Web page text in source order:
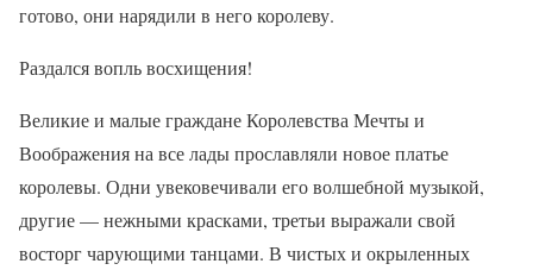
готово, они нарядили в него королеву.
Раздался вопль восхищения!
Великие и малые граждане Королевства Мечты и
Воображения на все лады прославляли новое платье
королевы. Одни увековечивали его волшебной музыкой,
другие — нежными красками, третьи выражали свой
восторг чарующими танцами. В чистых и окрыленных